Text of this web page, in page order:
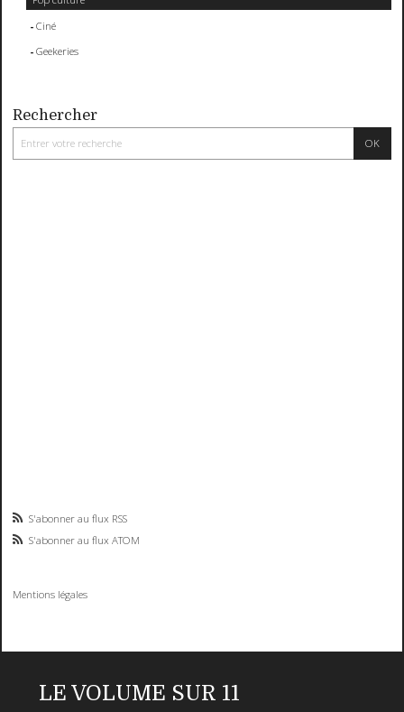
Ciné
Geekeries
Rechercher
S'abonner au flux RSS
S'abonner au flux ATOM
Mentions légales
LE VOLUME SUR 11